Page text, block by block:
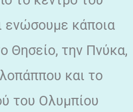
ενώσουμε κάποια
Θησείο, την Πνύκα,
και το
του Ολυμπίου